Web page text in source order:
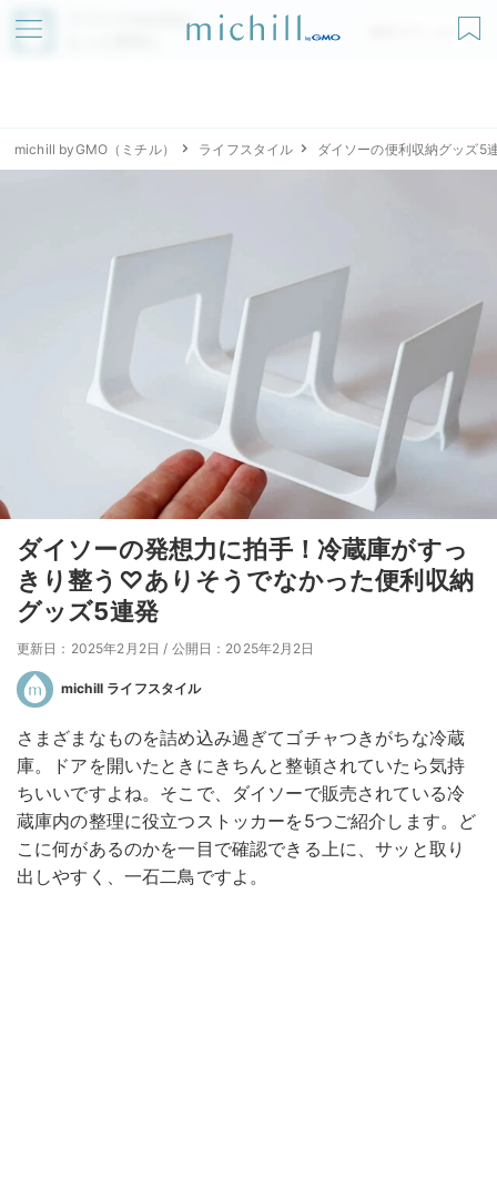
アプリでmichillが
無料ダウンロード
michill byGMO（ミチル） ライフスタイル ダイソーの便利収納グッズ5
ダイソーの発想力に拍手！冷蔵庫がすっ
きり整う♡ありそうでなかった便利収納
グッズ5連発
更新日：2025年2月2日 / 公開日：2025年2月2日
michill ライフスタイル
さまざまなものを詰め込み過ぎてゴチャつきがちな冷蔵
庫。ドアを開いたときにきちんと整頓されていたら気持
ちいいですよね。そこで、ダイソーで販売されている冷
蔵庫内の整理に役立つストッカーを5つご紹介します。ど
こに何があるのかを一目で確認できる上に、サッと取り
出しやすく、一石二鳥ですよ。